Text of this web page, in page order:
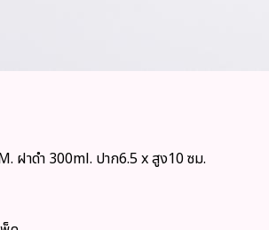
ฝาดำ 300ml. ปาก6.5 x สูง10 ซม.